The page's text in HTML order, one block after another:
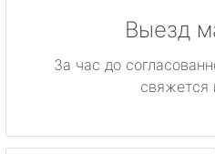
Выезд
За час до
свяжется